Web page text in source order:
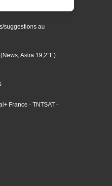
suggestions au
Astra 19,2°E)
France - TNTSAT -